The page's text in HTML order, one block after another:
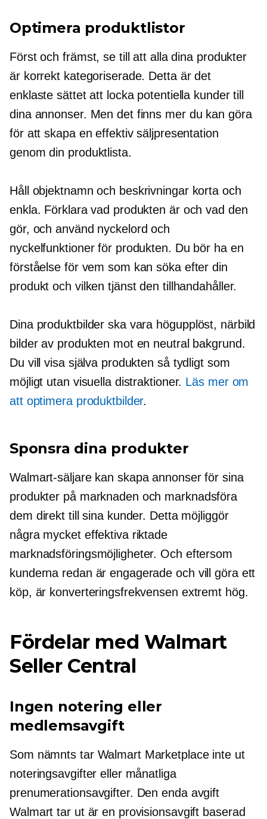
Optimera produktlistor
Först och främst, se till att alla dina produkter
är korrekt kategoriserade. Detta är det
enklaste sättet att locka potentiella kunder till
dina annonser. Men det finns mer du kan göra
för att skapa en effektiv säljpresentation
genom din produktlista.
Håll objektnamn och beskrivningar korta och
enkla. Förklara vad produkten är och vad den
gör, och använd nyckelord och
nyckelfunktioner för produkten. Du bör ha en
förståelse för vem som kan söka efter din
produkt och vilken tjänst den tillhandahåller.
Dina produktbilder ska vara högupplöst, närbild
bilder av produkten mot en neutral bakgrund.
Du vill visa själva produkten så tydligt som
möjligt utan visuella distraktioner. Läs mer om
att optimera produktbilder.
Sponsra dina produkter
Walmart-säljare kan skapa annonser för sina
produkter på marknaden och marknadsföra
dem direkt till sina kunder. Detta möjliggör
några mycket effektiva riktade
marknadsföringsmöjligheter. Och eftersom
kunderna redan är engagerade och vill göra ett
köp, är konverteringsfrekvensen extremt hög.
Fördelar med Walmart
Seller Central
Ingen notering eller
medlemsavgift
Som nämnts tar Walmart Marketplace inte ut
noteringsavgifter eller månatliga
prenumerationsavgifter. Den enda avgift
Walmart tar ut är en provisionsavgift baserad